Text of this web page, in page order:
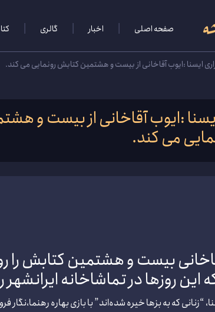
صفحه اصلی اخبار گالری
ایسنا :ایوب آقاخانی از بیست و هشتمین کتابش رونمایی می کند.
:ایوب آقاخانی از بیست و
می کند.
بیست و هشتمین کتابش را
این روزها در تماشاخانه
“زنانی که به بزها خیره شده‌اند” با بازی بهاره